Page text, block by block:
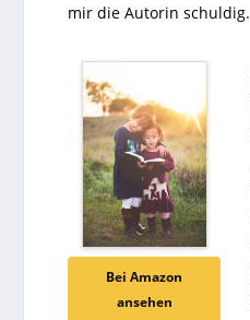
mir die Autorin schuldig.
Bei Amazon
ansehen